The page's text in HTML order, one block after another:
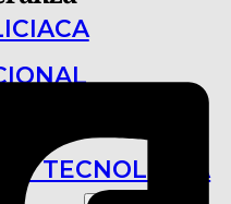
Y TECNOLOGÍA